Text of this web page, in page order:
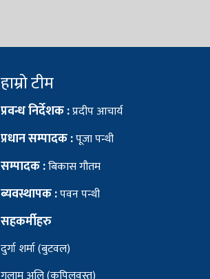
हाम्रो टीम
प्रवन्ध निर्देशक :प्रदीप आचार्य
प्रधान सम्पादक :पूजा पन्थी
सम्पादक :बिकास गौतम
ब्यवस्थापक :पवन पन्थी
सहकर्मीहरु
दुर्गा शर्मा (बुटवल)